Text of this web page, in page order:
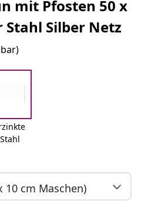
mit Pfosten 50 x
Silber Netz
10 cm Maschen)